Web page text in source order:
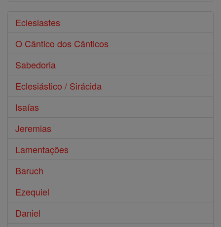
Eclesiastes
O Cântico dos Cânticos
Sabedoria
Eclesiástico / Sirácida
Isaías
Jeremias
Lamentações
Baruch
Ezequiel
Daniel